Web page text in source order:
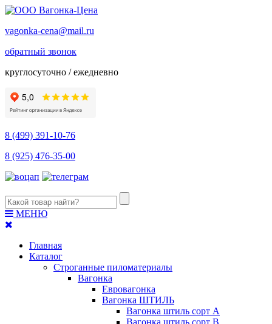
vagonka-cena@mail.ru
обратный звонок
круглосуточно / ежедневно
8 (499) 391-10-76
8 (925) 476-35-00
МЕНЮ
Главная
Каталог
Строганные пиломатериалы
Вагонка
Евровагонка
Вагонка ШТИЛЬ
Вагонка штиль сорт А
Вагонка штиль сорт В